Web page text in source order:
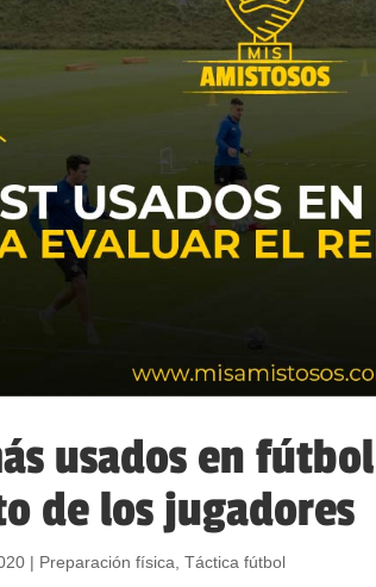
usados en
de los jugadores
| Preparación física ,Táctica fútbol